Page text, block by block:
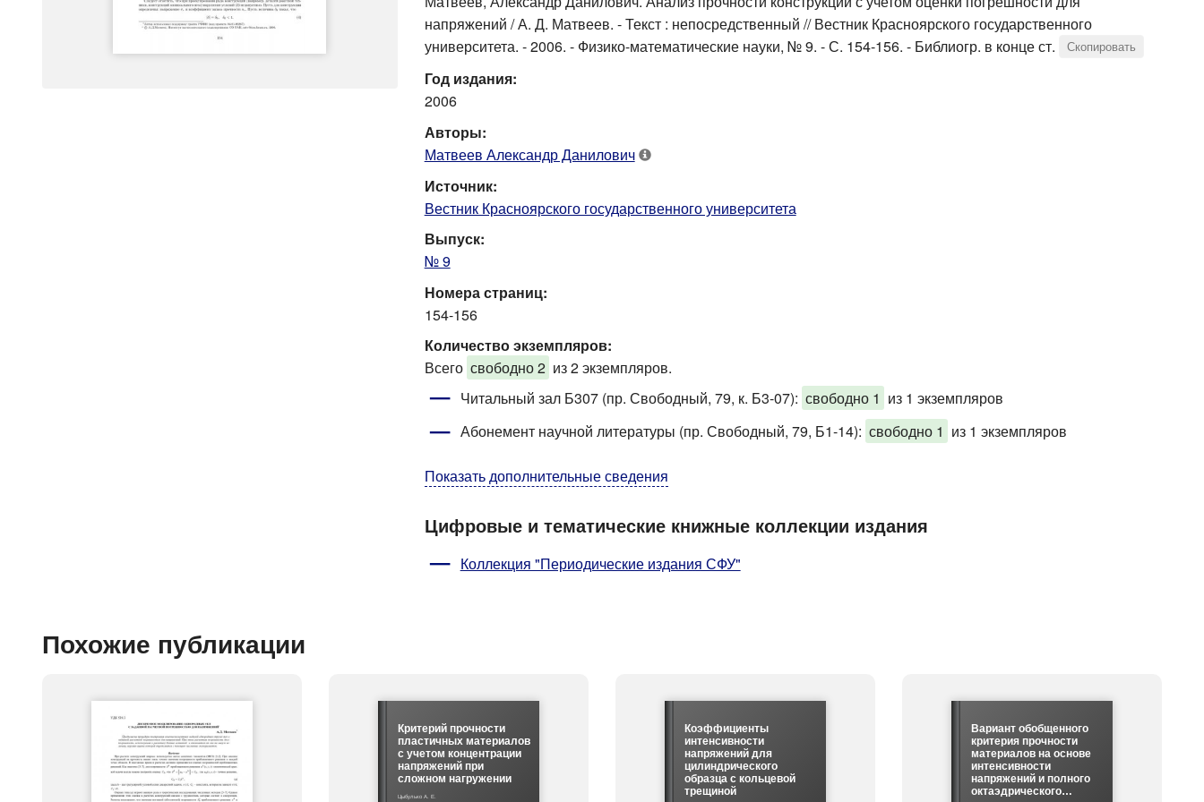
напряжений / А. Д. Матвеев. - Текст : непосредственный // Вестник Красноярского государственного
университета. - 2006. - Физико-математические науки, № 9. - С. 154-156. - Библиогр. в конце ст.
Скопировать
Год издания:
2006
Авторы:
Матвеев Александр Данилович
Источник:
Вестник Красноярского государственного университета
Выпуск:
№ 9
Номера страниц:
154-156
Количество экземпляров:
Всего свободно 2 из 2 экземпляров.
Читальный зал Б307 (пр. Свободный, 79, к. Б3-07): свободно 1 из 1 экземпляров
Абонемент научной литературы (пр. Свободный, 79, Б1-14): свободно 1 из 1 экземпляров
Показать дополнительные сведения
Цифровые и тематические книжные коллекции издания
Коллекция "Периодические издания СФУ"
Похожие публикации
Критерий прочности
пластичных материалов
с учетом концентрации
напряжений при
сложном нагружении
Цыбулько А. Е.
Коэффициенты
интенсивности
напряжений для
цилиндрического
образца с кольцевой
трещиной
Вариант обобщенного
критерия прочности
материалов на основе
интенсивности
напряжений и полного
октаэдрического…